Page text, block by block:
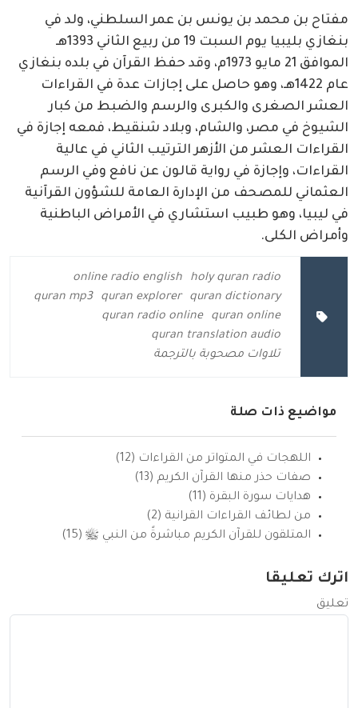
مفتاح بن محمد بن يونس بن عمر السلطني، ولد في
بنغازي بليبيا يوم السبت 19 من ربيع الثاني 1393هـ
الموافق 21 مايو 1973م، وقد حفظ القرآن في بلده بنغازي
عام 1422هـ، وهو حاصل على إجازات عدة في القراءات
العشر الصغرى والكبرى والرسم والضبط من كبار
الشيوخ في مصر، والشام، وبلاد شنقيط، فمعه إجازة في
القراءات العشر من الأزهر الترتيب الثاني في عالية
القراءات، وإجازة في رواية قالون عن نافع وفي الرسم
العثماني للمصحف من الإدارة العامة للشؤون القرآنية
في ليبيا، وهو طبيب استشاري في الأمراض الباطنية
وأمراض الكلى.
holy quran radio
online radio english
quran dictionary
quran explorer
quran mp3
quran online
quran radio online
quran translation audio
تلاوات مصحوبة بالترجمة
مواضيع ذات صلة
اللهجات في المتواتر من القراءات (12)
صفات حذر منها القرآن الكريم (13)
هدايات سورة البقرة (11)
من لطائف القراءات القرانية (2)
المتلقون للقرآن الكريم مباشرةً من النبي ﷺ (15)
اترك تعليقا
تعليق